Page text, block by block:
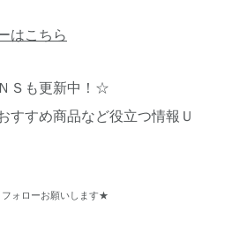
はこちら
Ｓも更新中！☆
すすめ商品など役立つ情報Ｕ
フォローお願いします★